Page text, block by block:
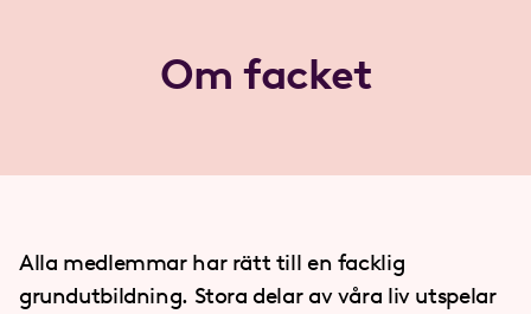
Om facket
Alla medlemmar har rätt till en facklig
grundutbildning. Stora delar av våra liv utspelar